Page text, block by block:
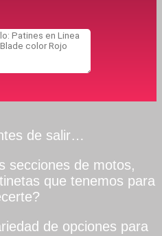
de salir…
secciones de motos,
que tenemos para
de opciones para